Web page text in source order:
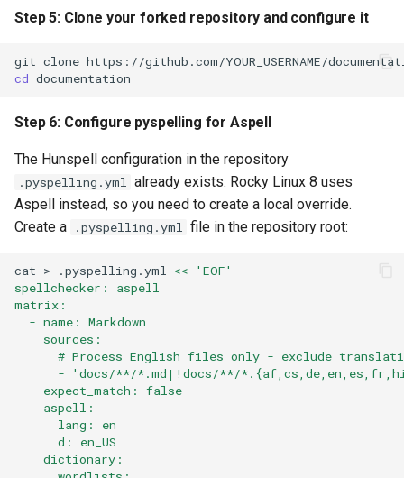
Step 5: Clone your forked repository and configure it
git clone
cd
Step 6: Configure pyspelling for Aspell
The Hunspell configuration in the repository
.pyspelling.yml already exists. Rocky Linux 8 uses
Aspell instead, so you need to create a local override.
Create a
.pyspelling.yml file in the repository root:
cat > .pyspelling.yml
<< 'EOF'
spellchecker: aspell
matrix:
  - name: Markdown
    sources:
# Process English files only - exclude
- 'docs/**/*.md|!docs/**/
    expect_match: false
    aspell:
      lang: en
      d: en_US
    dictionary: